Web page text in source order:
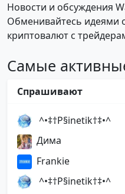
Новости и обсуждения
Обменивайтесь идеями
криптовалют с
Самые
Спрашивают
⁣ ^•‡†P§inetik†‡•^
Дима
Frankie
⁣ ^•‡†P§inetik†‡•^